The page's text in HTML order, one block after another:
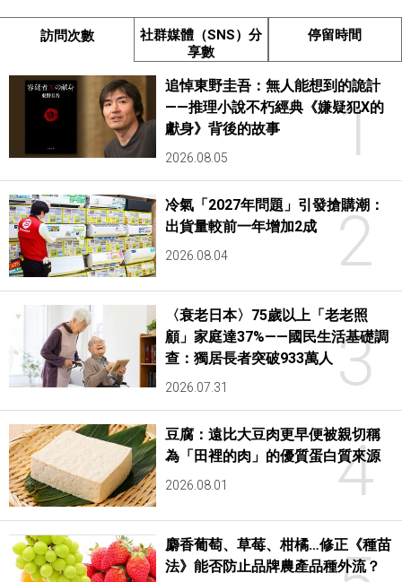
訪問次數
社群媒體（SNS）分
享數
停留時間
1
追悼東野圭吾：無人能想到的詭計
——推理小說不朽經典《嫌疑犯X的
獻身》背後的故事
2026.08.05
2
冷氣「2027年問題」引發搶購潮：
出貨量較前一年增加2成
2026.08.04
3
〈衰老日本〉75歲以上「老老照
顧」家庭達37%——國民生活基礎調
查：獨居長者突破933萬人
2026.07.31
4
豆腐：遠比大豆肉更早便被親切稱
為「田裡的肉」的優質蛋白質來源
2026.08.01
麝香葡萄、草莓、柑橘…修正《種苗
法》能否防止品牌農產品種外流？